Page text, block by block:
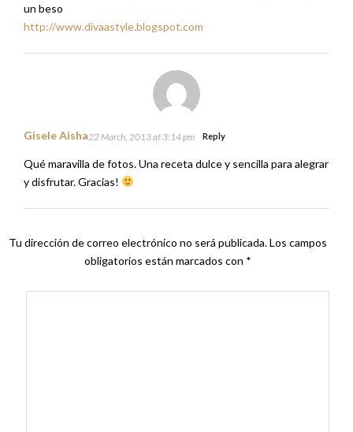
un beso
http://www.divaastyle.blogspot.com
Gisele Aisha22 March, 2013 at 3:14 pm Reply
Qué maravilla de fotos. Una receta dulce y sencilla para alegrar
y disfrutar. Gracias!
Tu dirección de correo electrónico no será publicada.Los campos
obligatorios están marcados con *